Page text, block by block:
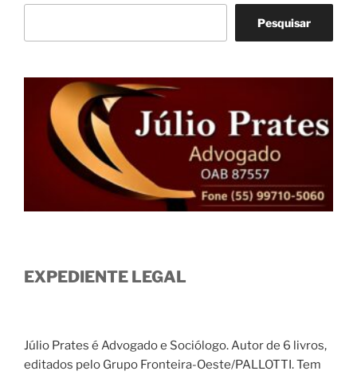
Pesquisar
EXPEDIENTE LEGAL
Júlio Prates é Advogado e Sociólogo. Autor de 6 livros,
editados pelo Grupo Fronteira-Oeste/PALLOTTI. Tem